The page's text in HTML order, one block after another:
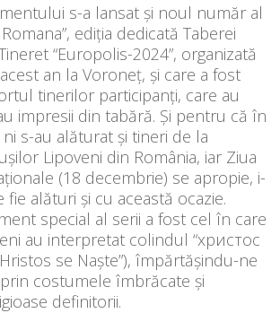
s-a lansat şi noul număr al
ediţia dedicată Taberei
“Europolis-2024”, organizată
acest an la Voroneţ, şi care a fost
tinerilor participanţi, care au
impresii din tabără. Şi pentru că în
s-au alăturat şi tineri de la
Lipoveni din România, iar Ziua
(18 decembrie) se apropie, i-
fie alături şi cu această ocazie.
special al serii a fost cel în care
au interpretat colindul “христос
se Naște”), împărtăşindu-ne
costumele îmbrăcate şi
definitorii.